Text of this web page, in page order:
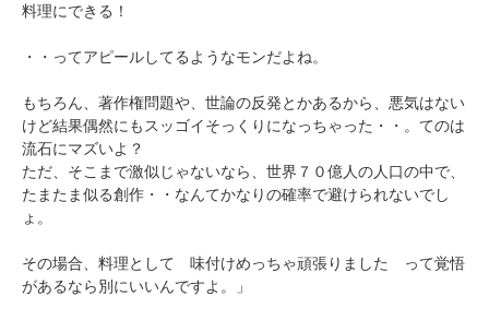
料理にできる！
・・ってアピールしてるようなモンだよね。
もちろん、著作権問題や、世論の反発とかあるから、悪気はない
けど結果偶然にもスッゴイそっくりになっちゃった・・。てのは
流石にマズいよ？
ただ、そこまで激似じゃないなら、世界７０億人の人口の中で、
たまたま似る創作・・なんてかなりの確率で避けられないでし
ょ。
その場合、料理として 味付けめっちゃ頑張りました って覚悟
があるなら別にいいんですよ。」